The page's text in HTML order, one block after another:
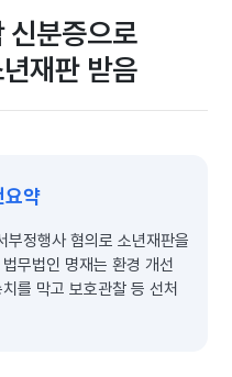
신분증으로
재판 받음
요약
부정행사 혐의로 소년재판을
무법인 명재는 환경 개선
를 막고 보호관찰 등 선처